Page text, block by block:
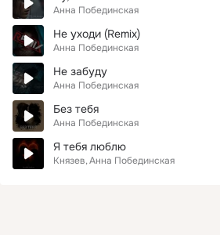
Анна Побединская
Не уходи (Remix)
Анна Побединская
Не забуду
Анна Побединская
Без тебя
Анна Побединская
Я тебя люблю
Князев Анна Побединская